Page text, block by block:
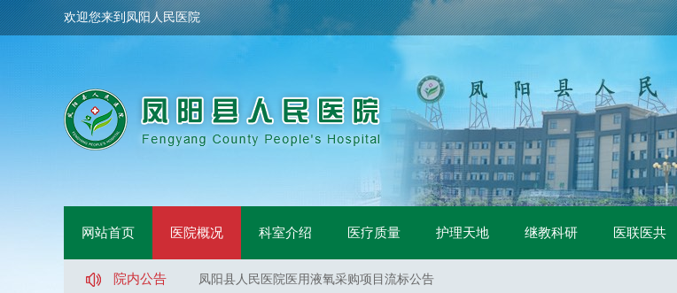
欢迎您来到凤阳人民医院
网站首页 医院概况 科室介绍 医疗质量 护理天地 继教科研 医联医共
院内公告
凤阳县人民医院医用煮沸槽采购项目（二次）招标公告
凤阳县人民医院医用液氧采购项目（二次）招标公告
凤阳县人民医院直梯、扶梯维保服务项目（一标包）流标公告
凤阳县人民医院直梯、扶梯维保服务项目（二标包）流标公告
凤阳县人民医院医用液氧采购项目流标公告